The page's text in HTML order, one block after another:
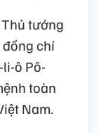
tướng
đồng chí
ô Pô-
toàn
Nam.